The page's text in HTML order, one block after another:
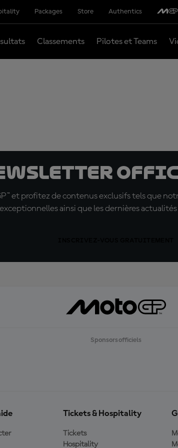
Packages Store Authentics
Classements Pilotes et Teams
et profitez de contenus exclusifs tels que
exceptionnelles ainsi que les dernières
Sponsors officiels
Tickets & Hospitality
Tickets
Hospitality